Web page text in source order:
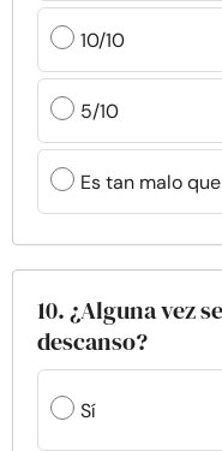
10/10
5/10
Es tan malo
10. ¿Alguna vez
descanso?
Sí